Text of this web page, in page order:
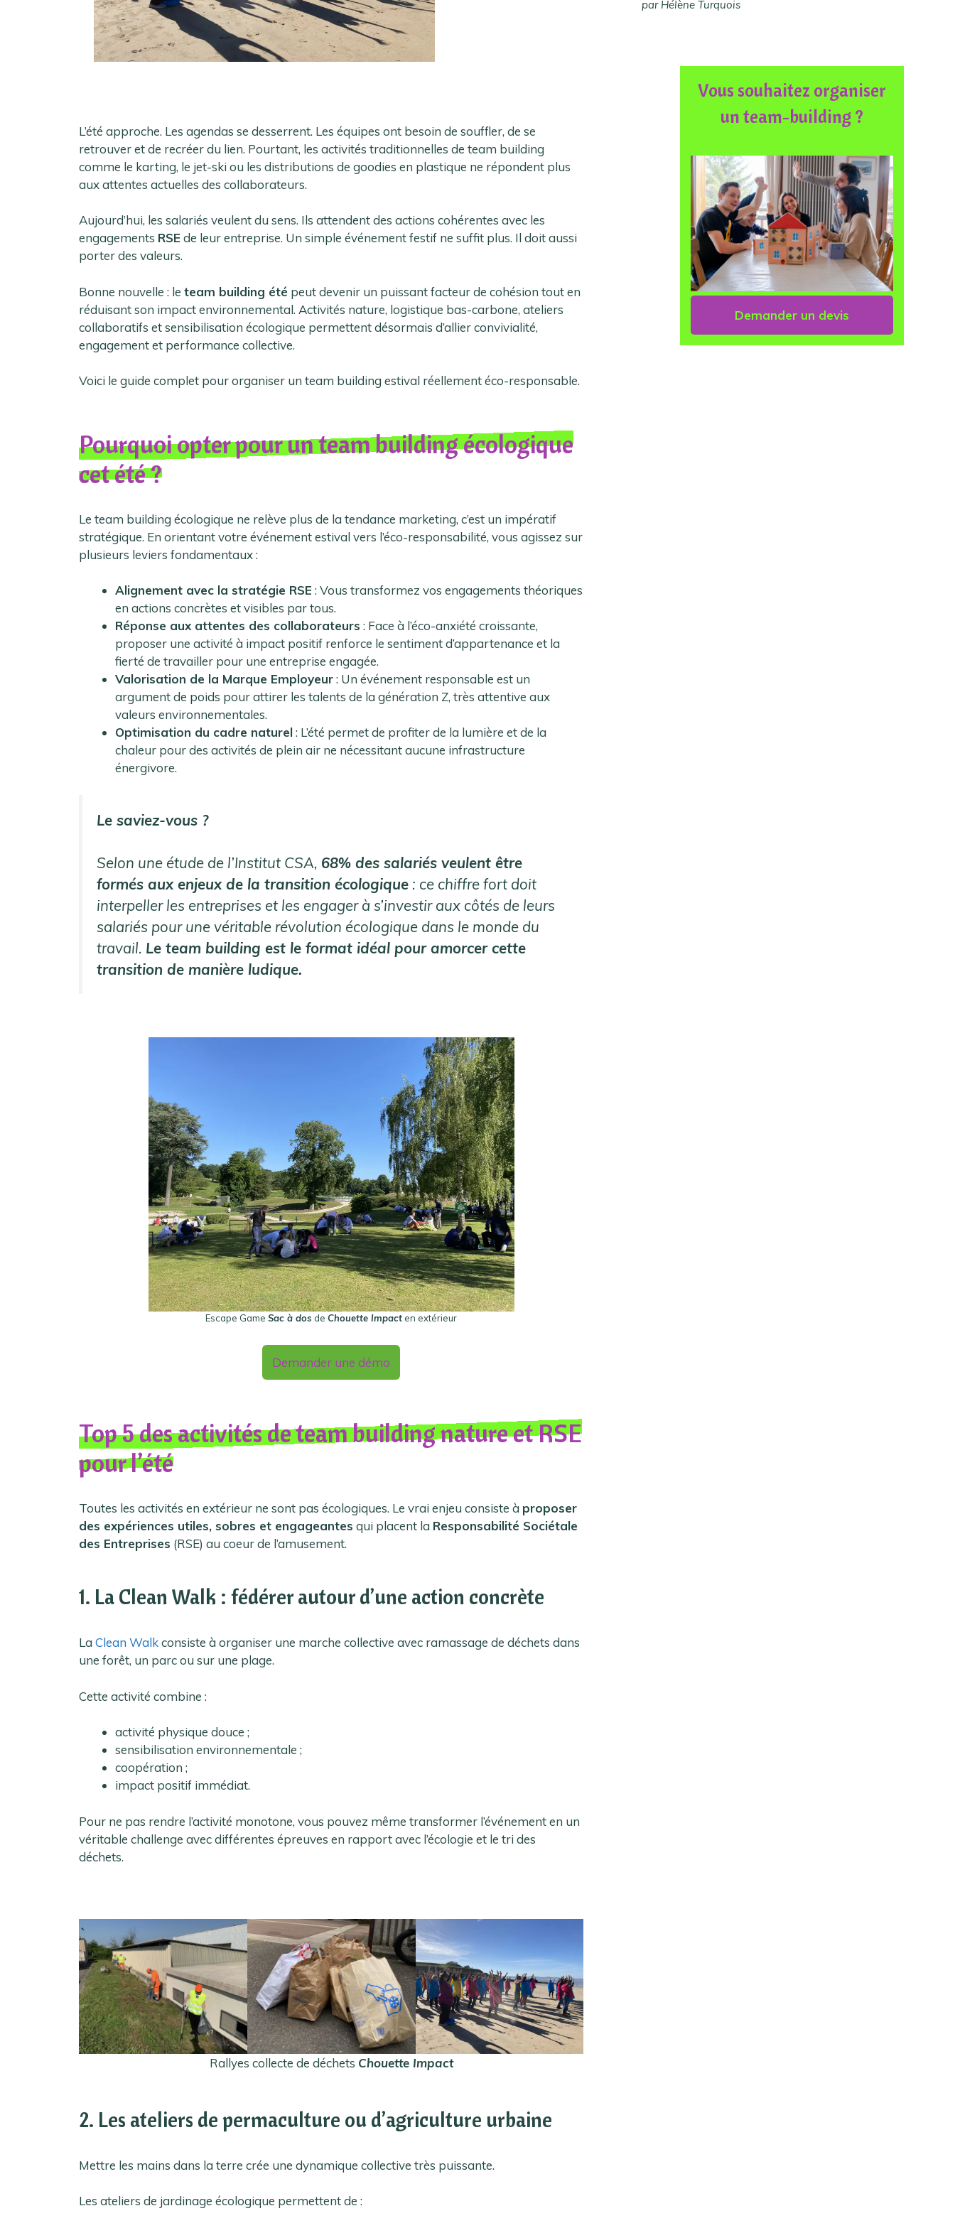
par Hélène Turquois
L’été approche. Les agendas se desserrent. Les équipes ont besoin de souffler, de se
retrouver et de recréer du lien. Pourtant, les activités traditionnelles de team building
comme le karting, le jet-ski ou les distributions de goodies en plastique ne répondent plus
aux attentes actuelles des collaborateurs.
Aujourd’hui, les salariés veulent du sens. Ils attendent des actions cohérentes avec les
engagements RSE de leur entreprise. Un simple événement festif ne suffit plus. Il doit aussi
porter des valeurs.
Bonne nouvelle : leteam building été peut devenir un puissant facteur de cohésion tout en
réduisant son impact environnemental. Activités nature, logistique bas-carbone, ateliers
collaboratifs et sensibilisation écologique permettent désormais d’allier convivialité,
engagement et performance collective.
Voici le guide complet pour organiser un team building estival réellement éco-responsable.
Pourquoi opter pour un team building écologique
cet été ?
Le team building écologique ne relève plus de la tendance marketing, c’est un impératif
stratégique. En orientant votre événement estival vers l’éco-responsabilité, vous agissez sur
plusieurs leviers fondamentaux :
Alignement avec la stratégie RSE : Vous transformez vos engagements théoriques
en actions concrètes et visibles par tous.
Réponse aux attentes des collaborateurs : Face à l’éco-anxiété croissante,
proposer une activité à impact positif renforce le sentiment d’appartenance et la
fierté de travailler pour une entreprise engagée.
Valorisation de la Marque Employeur: Un événement responsable est un
argument de poids pour attirer les talents de la génération Z, très attentive aux
valeurs environnementales.
Optimisation du cadre naturel: L’été permet de profiter de la lumière et de la
chaleur pour des activités de plein air ne nécessitant aucune infrastructure
énergivore.
Le saviez-vous ?
Selon une étude de l’Institut CSA, 68% des salariés veulent être
formés aux enjeux de la transition écologique : ce chiffre fort doit
interpeller les entreprises et les engager à s’investir aux côtés de leurs
salariés pour une véritable révolution écologique dans le monde du
travail. Le team building est le format idéal pour amorcer cette
transition de manière ludique.
Escape GameSac à dos deChouette Impact en extérieur
Demander une démo
Top 5 des activités de team building nature et RSE
pour l’été
Toutes les activités en extérieur ne sont pas écologiques. Le vrai enjeu consiste à proposer
des expériences utiles, sobres et engageantes qui placent la Responsabilité Sociétale
des Entreprises (RSE) au coeur de l’amusement.
1. La Clean Walk : fédérer autour d’une action concrète
LaClean Walkconsiste à organiser une marche collective avec ramassage de déchets dans
une forêt, un parc ou sur une plage.
Cette activité combine :
activité physique douce ;
sensibilisation environnementale ;
coopération ;
impact positif immédiat.
Pour ne pas rendre l’activité monotone, vous pouvez même transformer l’événement en un
véritable challenge avec différentes épreuves en rapport avec l’écologie et le tri des
déchets.
Rallyes collecte de déchets Chouette Impact
2. Les ateliers de permaculture ou d’agriculture urbaine
Mettre les mains dans la terre crée une dynamique collective très puissante.
Les ateliers de jardinage écologique permettent de :
Vous souhaitez organiser
un team-building ?
Demander un devis